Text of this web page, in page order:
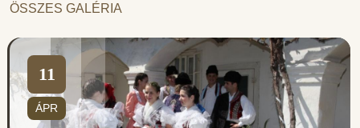
ÖSSZES GALÉRIA
11
ÁPR